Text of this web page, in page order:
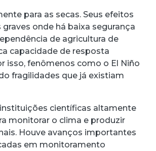
para as secas. Seus efeitos
onde há baixa segurança
de agricultura de
capacidade de resposta
isso, fenômenos como o El Niño
fragilidades que já existiam
científicas altamente
monitorar o clima e produzir
Houve avanços importantes
em monitoramento